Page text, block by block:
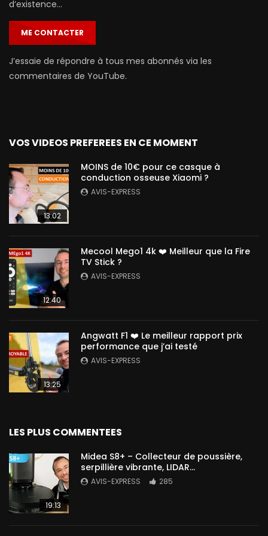
d’existence…
ME CONTACTER
J’essaie de répondre à tous mes abonnés via les
commentaires de YouTube.
VOS VIDEOS PREFEREES EN CE MOMENT
13:02
MOINS de 10€ pour ce casque à
conduction osseuse Xiaomi ?
AVIS-EXPRESS
12:40
Mecool Mego1 4k ❤️ Meilleur que la Fire
TV Stick ?
AVIS-EXPRESS
13:25
Angwatt F1 ❤️ Le meilleur rapport prix
performance que j’ai testé
AVIS-EXPRESS
LES PLUS COMMENTEES
19:13
Midea S8+ – Collecteur de poussière,
serpillière vibrante, LIDAR…
AVIS-EXPRESS 285